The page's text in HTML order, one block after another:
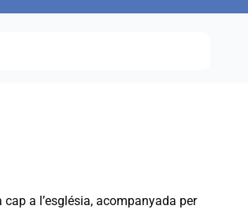
a l’església, acompanyada per